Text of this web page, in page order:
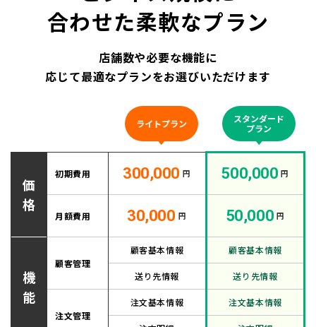
合わせた柔軟なプラン
店舗数や必要な機能に
応じて最適なプランをお選びいただけます
ライトプラン
スタンダード
プラン
価
格
初期費用 300,000 円 500,000 円
月額費用 30,000 円 50,000 円
機
能
顧客管理
顧客基本情報 顧客基本情報
送り先情報 送り先情報
注文管理
注文基本情報 注文基本情報